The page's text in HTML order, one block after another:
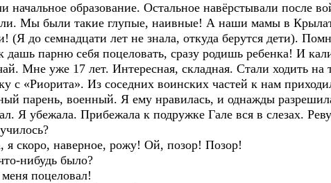
начальное образование. Остальное навёрстывали после
Мы были такие глупые, наивные! А наши мамы в
(Я до семнадцати лет не знала, откуда берутся дети).
дашь парню себя поцеловать, сразу родишь ребенка! И
Мне уже 17 лет. Интересная, складная. Стали ходить
с «Риорита». Из соседних воинских частей к нам
парень, военный. Я ему нравилась, и однажды
Я убежала. Прибежала к подружке Гале вся в слезах.
я скоро, наверное, рожу! Ой, позор! Позор!
нибудь было?
поцеловал!